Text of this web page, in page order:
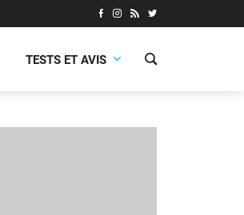
TESTS ET AVIS